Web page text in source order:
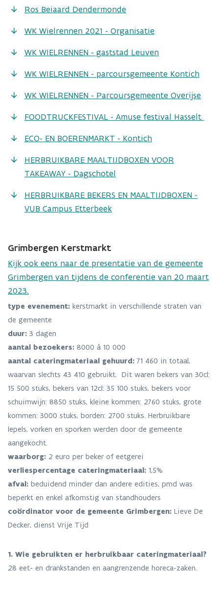
Ros Beiaard Dendermonde
WK Wielrennen 2021 - Organisatie
WK WIELRENNEN - gaststad Leuven
WK WIELRENNEN - parcoursgemeente Kontich
WK WIELRENNEN - Parcoursgemeente Overijse
FOODTRUCKFESTIVAL - Amuse festival Hasselt
ECO- EN BOERENMARKT - Kontich
HERBRUIKBARE MAALTIJDBOXEN VOOR
TAKEAWAY - Dagschotel
HERBRUIKBARE BEKERS EN MAALTIJDBOXEN -
VUB Campus Etterbeek
Grimbergen Kerstmarkt
Kijk ook eens naar de presentatie van de gemeente
Grimbergen van tijdens de conferentie van 20 maart
2023.
type evenement: kerstmarkt in verschillende straten van
de gemeente
duur: 3 dagen
aantal bezoekers: 8000 à 10 000
aantal cateringmateriaal gehuurd: 71 460 in totaal,
waarvan slechts 43 410 gebruikt. Dit waren bekers van 30cl:
15 500 stuks, bekers van 12cl: 35 100 stuks, bekers voor
schuimwijn: 8850 stuks, kleine kommen: 2760 stuks, grote
kommen: 3000 stuks, borden: 2700 stuks. Herbruikbare
lepels, vorken en sporken werden door de gemeente
aangekocht.
waarborg: 2 euro per beker of eetgerei
verliespercentage cateringmateriaal: 1,5%
afval: beduidend minder dan andere edities, pmd was
beperkt en enkel afkomstig van standhouders
coördinator voor de gemeente Grimbergen: Lieve De
Decker, dienst Vrije Tijd
1. Wie gebruikten er herbruikbaar cateringmateriaal?
28 eet- en drankstanden en aangrenzende horeca-zaken.